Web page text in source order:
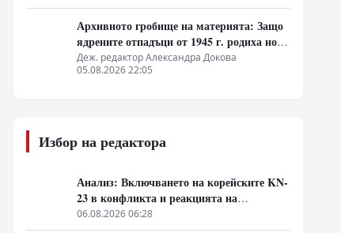
Архивното гробище на материята: Защо
ядрените отпадъци от 1945 г. родиха нова
атомна архитектура
Деж. редактор Александра Докова
05.08.2026 22:05
Избор на редактора
Анализ: Включването на корейските KN-
23 в конфликта и реакцията на
западните разузнавания
06.08.2026 06:28